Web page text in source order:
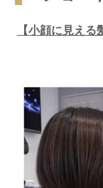
【小顔に見える